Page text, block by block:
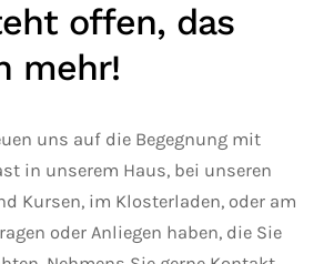
offen, das
mehr!
uns auf die Begegnung mit
in unserem Haus, bei unseren
Kursen, im Klosterladen, oder am
oder Anliegen haben, die Sie